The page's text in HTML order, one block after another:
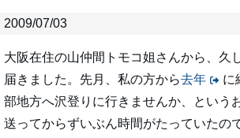
2009/07/03
大阪在住の山仲間トモコ姐さんから、久
届きました。先月、私の方から去年
に
部地方へ沢登りに行きませんか、という
送ってからずいぶん時間がたっていたの